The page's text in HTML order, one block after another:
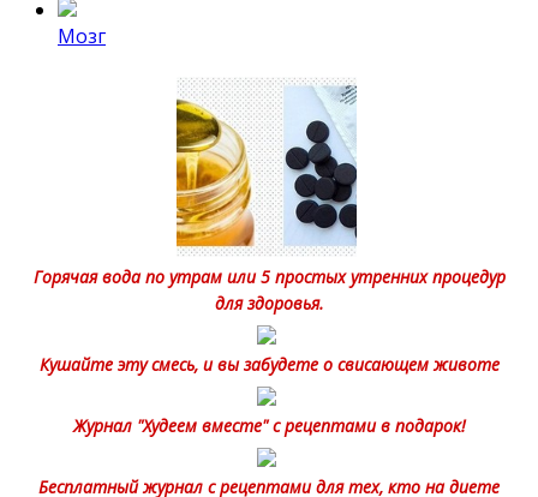
Мозг
Горячая вода по утрам или 5 простых утренних процедур
для здоровья.
Кушайте эту смесь, и вы забудете о свисающем животе
Журнал "Худеем вместе" с рецептами в подарок!
Бесплатный журнал с рецептами для тех, кто на диете